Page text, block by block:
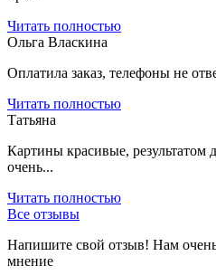
Читать полностью
Ольга Власкина
Оплатила заказ, телефоны не
Читать полностью
Татьяна
Картины красивые, результатом
очень...
Читать полностью
Все отзывы
Напишите свой отзыв! Нам
мнение